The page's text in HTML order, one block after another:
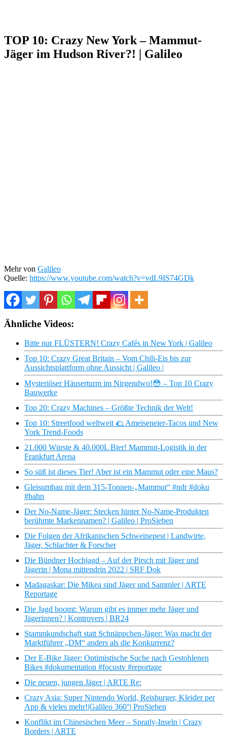
TOP 10: Crazy New York – Mammut-
Jäger im Hudson River?! | Galileo
Mehr von Galileo
Quelle: https://www.youtube.com/watch?v=vdL9IS74GDk
Ähnliche Videos:
Bitte nur FLÜSTERN! Crazy Cafés in New York | Galileo
Top 10: Crazy Great Britain – Vom Chili-Eis bis zur
Aussichtsplattform ohne Aussicht | Galileo |
Mysteriöser Häuserturm im Nirgendwo!😳 – Top 10 Crazy
Bauwerke
Top 20: Crazy Machines – Größte Technik der Welt!
Top 10: Streetfood weltweit 🌮 Ameiseneier-Tacos und New
York Trend-Foods
21.000 Würste & 40.000L Bier! Mammut-Logistik in der
Frankfurt Arena
So süß ist dieses Tier! Aber ist ein Mammut oder eine Maus?
Gleisumbau mit dem 315-Tonnen-„Mammut“ #ndr #doku
#bahn
Der No-Name-Jäger: Stecken hinter No-Name-Produkten
berühmte Markennamen? | Galileo | ProSieben
Die Folgen der Afrikanischen Schweinepest | Landwirte,
Jäger, Schlachter & Forscher
Die Bündner Hochjagd – Auf der Pirsch mit Jäger und
Jägerin | Mona mittendrin 2022 | SRF Dok
Madagaskar: Die Mikea sind Jäger und Sammler | ARTE
Reportage
Die Jagd boomt: Warum gibt es immer mehr Jäger und
Jägerinnen? | Kontrovers | BR24
Stammkundschaft statt Schnäppchen-Jäger: Was macht der
Marktführer „DM“ anders als die Konkurrenz?
Der E-Bike Jäger: Optimistische Suche nach Gestohlenen
Bikes #dokumentation #focustv #reportage
Die neuen, jungen Jäger | ARTE Re:
Crazy Asia: Super Nintendo World, Reisburger, Kleider per
App & vieles mehr!|Galileo 360°| ProSieben
Konflikt im Chinesischen Meer – Spratly-Inseln | Crazy
Borders | ARTE